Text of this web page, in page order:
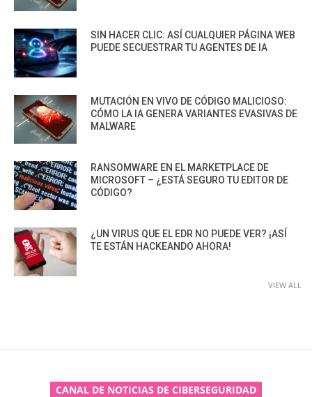
SIN HACER CLIC: ASÍ CUALQUIER PÁGINA WEB
PUEDE SECUESTRAR TU AGENTES DE IA
MUTACIÓN EN VIVO DE CÓDIGO MALICIOSO:
CÓMO LA IA GENERA VARIANTES EVASIVAS DE
MALWARE
RANSOMWARE EN EL MARKETPLACE DE
MICROSOFT – ¿ESTÁ SEGURO TU EDITOR DE
CÓDIGO?
¿UN VIRUS QUE EL EDR NO PUEDE VER? ¡ASÍ
TE ESTÁN HACKEANDO AHORA!
VIEW ALL
CANAL DE NOTICIAS DE CIBERSEGURIDAD